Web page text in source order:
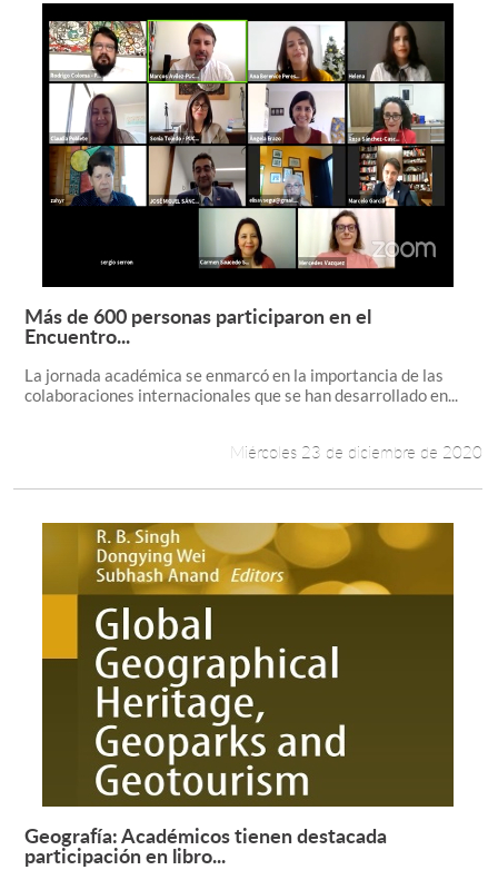
Leer más +
Más de 600 personas participaron en el
Encuentro...
La jornada académica se enmarcó en la importancia de las
colaboraciones internacionales que se han desarrollado en...
Miércoles 23 de diciembre de 2020
Leer más +
Geografía: Académicos tienen destacada
participación en libro...